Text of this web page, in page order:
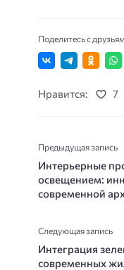
Поделитесь с
Нравится: 7
Предыдущая запись
Интерьерные
освещением:
современной
Следующая запись
Интеграция
современных